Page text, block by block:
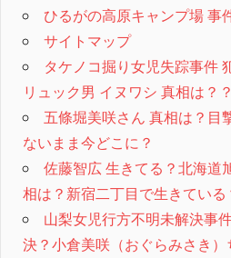
ひるがの高原キャンプ場 事
サイトマップ
タケノコ掘り女児失踪事件
リュック男 イヌワシ 真相は？？
五條堀美咲さん 真相は？目
ないまま今どこに？
佐藤智広 生きてる？北海道
相は？新宿二丁目で生きている
山梨女児行方不明未解決事
決？小倉美咲（おぐらみさき）